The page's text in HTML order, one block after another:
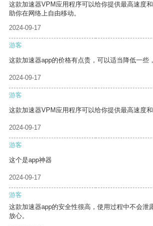
这款加速器VPM应用程序可以给你提供最高速度
助你在网络上自由移动。
2024-09-17
游客
这款加速器app的价格有点贵，可以适当降低一些
2024-09-17
游客
这款加速器VPM应用程序可以给你提供最高速度和
2024-09-17
游客
这个是app神器
2024-09-17
游客
这款加速器app的安全性很高，使用过程中不会泄
放心。